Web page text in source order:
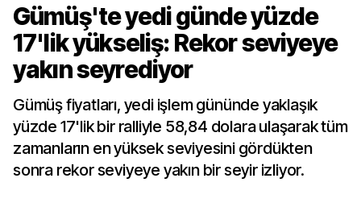
Gümüş'te yedi günde yüzde
17'lik yükseliş: Rekor seviyeye
yakın seyrediyor
Gümüş fiyatları, yedi işlem gününde yaklaşık
yüzde 17'lik bir ralliyle 58,84 dolara ulaşarak tüm
zamanların en yüksek seviyesini gördükten
sonra rekor seviyeye yakın bir seyir izliyor.